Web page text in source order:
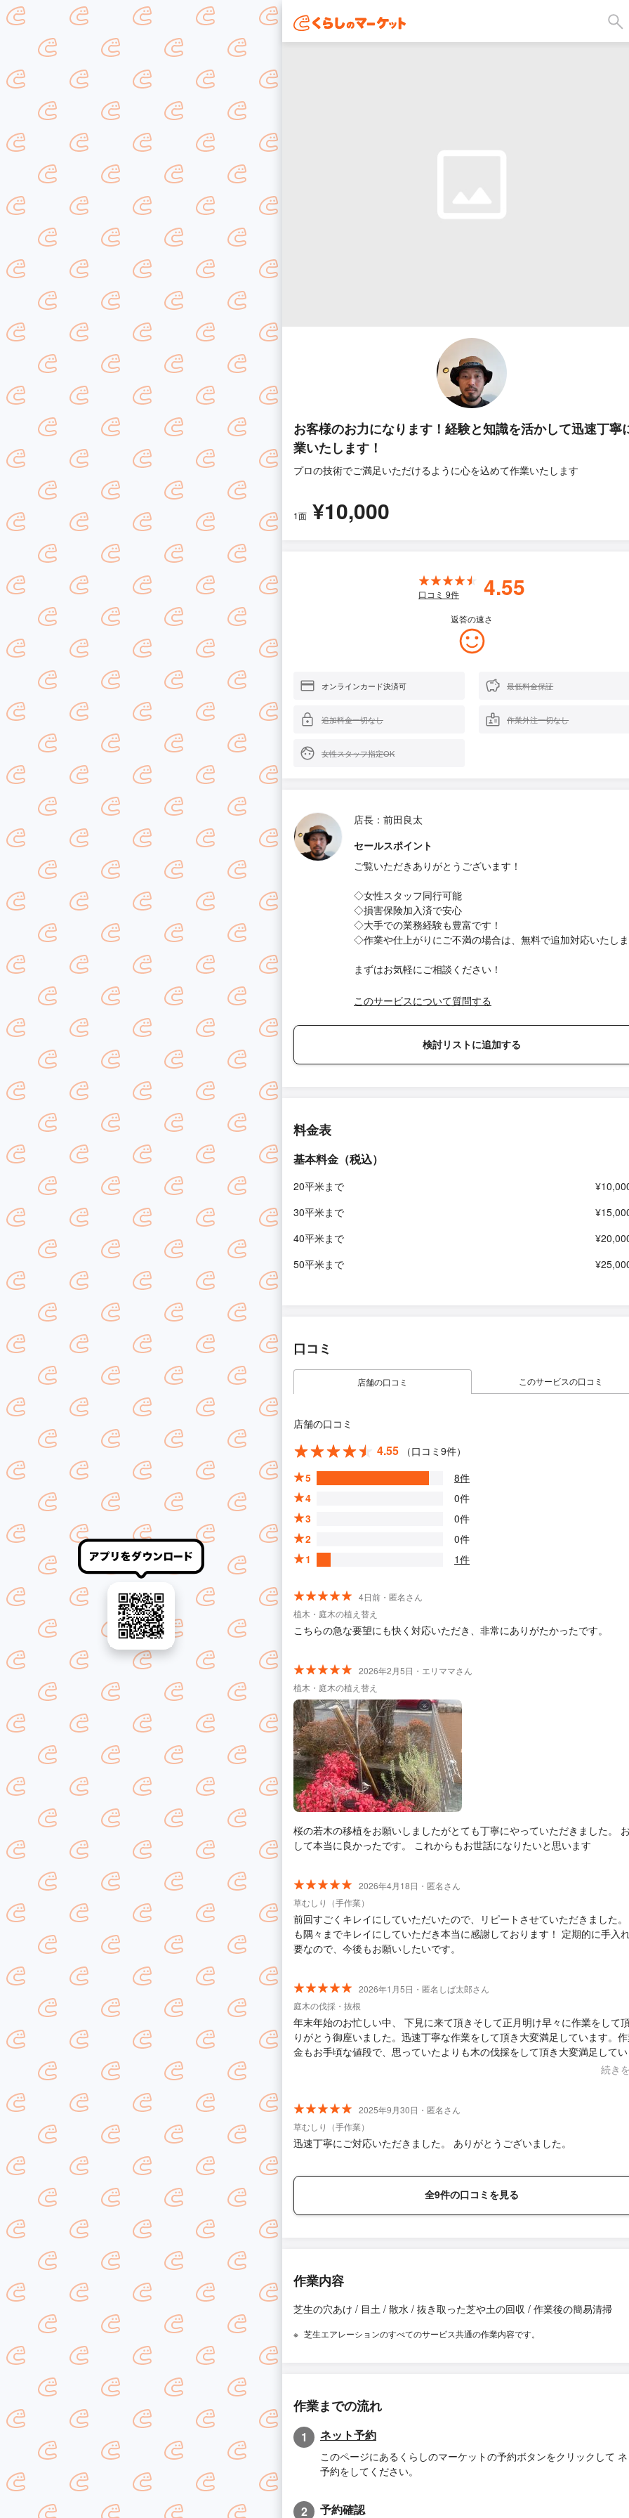
お客様のお力になります！経験と知識を活かして迅速丁寧
業いたします！
プロの技術でご満足いただけるように心を込めて作業いたします
1面 ¥10,000
口コミ 9件 4.55
返答の速さ
オンラインカード決済可 最低料金保証
追加料金一切なし 作業外注一切なし
女性スタッフ指定OK
店長：前田良太
セールスポイント
ご覧いただきありがとうございます！
◇女性スタッフ同行可能
◇損害保険加入済で安心
◇大手での業務経験も豊富です！
◇作業や仕上がりにご不満の場合は、無料で追加対応いたし
まずはお気軽にご相談ください！
このサービスについて質問する
検討リストに追加する
料金表
基本料金（税込）
20平米まで
30平米まで
40平米まで
50平米まで
口コミ
店舗の口コミ このサービスの口コミ
店舗の口コミ
4.55
（口コミ9件）
5
8件
4
0件
3
0件
2
0件
1
1件
4日前・匿名さん
植木・庭木の植え替え
こちらの急な要望にも快く対応いただき、非常にありがたかったです。
2026年2月5日・エリママさん
植木・庭木の植え替え
桜の若木の移植をお願いしましたがとても丁寧にやっていただきました。
して本当に良かったです。 これからもお世話になりたいと思います
2026年4月18日・匿名さん
草むしり（手作業）
前回すごくキレイにしていただいたので、リピートさせていただきました
も隅々までキレイにしていただき本当に感謝しております！ 定期的に手入
要なので、今後もお願いしたいです。
2026年1月5日・匿名しば太郎さん
庭木の伐採・抜根
年末年始のお忙しい中、 下見に来て頂きそして正月明け早々に作業をして
りがとう御座いました。迅速丁寧な作業をして頂き大変満足しています。
金もお手頃な値段で、思っていたよりも木の伐採をして頂き大変満足して
続き
2025年9月30日・匿名さん
草むしり（手作業）
迅速丁寧にご対応いただきました。 ありがとうございました。
全9件の口コミを見る
作業内容
芝生の穴あけ / 目土 / 散水 / 抜き取った芝や土の回収 / 作業後の簡易清掃
芝生エアレーションのすべてのサービス共通の作業内容です。
作業までの流れ
1 ネット予約
このページにあるくらしのマーケットの予約ボタンをクリックして
予約をしてください。
2 予約確認